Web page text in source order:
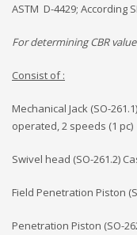
ASTM D-4429; According
For determining CBR
Consist of :
Mechanical Jack (SO-
operated, 2 speeds (1 pc)
Swivel head (SO-261.2)
Field Penetration Piston
Penetration Piston (SO-